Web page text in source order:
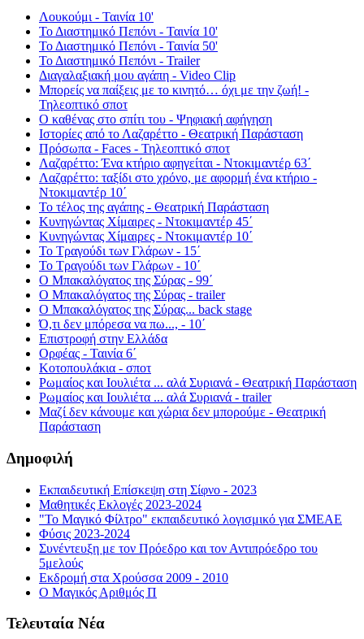
Λουκούμι - Ταινία 10'
Το Διαστημικό Πεπόνι - Ταινία 10'
Το Διαστημικό Πεπόνι - Ταινία 50'
Το Διαστημικό Πεπόνι - Trailer
Διαγαλαξιακή μου αγάπη - Video Clip
Μπορείς να παίξεις με το κινητό… όχι με την ζωή! -
Τηλεοπτικό σποτ
Ο καθένας στο σπίτι του - Ψηφιακή αφήγηση
Ιστορίες από το Λαζαρέττο - Θεατρική Παράσταση
Πρόσωπα - Faces - Τηλεοπτικό σποτ
Λαζαρέττο: Ένα κτήριο αφηγείται - Ντοκιμαντέρ 63΄
Λαζαρέττο: ταξίδι στο χρόνο, με αφορμή ένα κτήριο -
Ντοκιμαντέρ 10΄
Το τέλος της αγάπης - Θεατρική Παράσταση
Κυνηγώντας Χίμαιρες - Ντοκιμαντέρ 45΄
Κυνηγώντας Χίμαιρες - Ντοκιμαντέρ 10΄
Το Τραγούδι των Γλάρων - 15΄
Το Τραγούδι των Γλάρων - 10΄
Ο Μπακαλόγατος της Σύρας - 99΄
Ο Μπακαλόγατος της Σύρας - trailer
Ο Μπακαλόγατος της Σύρας... back stage
Ό,τι δεν μπόρεσα να πω..., - 10΄
Επιστροφή στην Ελλάδα
Ορφέας - Ταινία 6΄
Κοτοπουλάκια - σποτ
Ρωμαίος και Ιουλιέτα ... αλά Συριανά - Θεατρική Παράσταση
Ρωμαίος και Ιουλιέτα ... αλά Συριανά - trailer
Μαζί δεν κάνουμε και χώρια δεν μπορούμε - Θεατρική
Παράσταση
Δημοφιλή
Εκπαιδευτική Επίσκεψη στη Σίφνο - 2023
Μαθητικές Εκλογές 2023-2024
"Το Μαγικό Φίλτρο" εκπαιδευτικό λογισμικό για ΣΜΕΑΕ
Φύσις 2023-2024
Συνέντευξη με τον Πρόεδρο και τον Αντιπρόεδρο του
5μελούς
Εκδρομή στα Χρούσσα 2009 - 2010
Ο Μαγικός Αριθμός Π
Τελευταία Νέα